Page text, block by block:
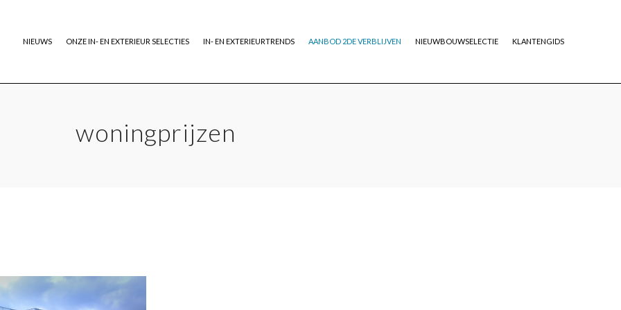
NIEUWS ONZE IN- EN EXTERIEUR SELECTIES IN- EN EXTERIEURTRENDS AANBOD 2DE VERBLIJVEN NIEUWBOUWSELECTIE KLANTENGIDS
woningprijzen